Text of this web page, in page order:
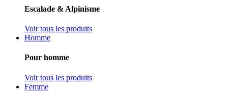
Escalade & Alpinisme
Voir tous les produits
Homme
Pour homme
Voir tous les produits
Femme